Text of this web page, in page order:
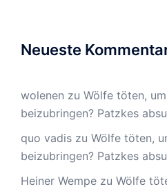
Neueste
wolenen zu Wölfe töten,
beizubringen? Patzkes
quo vadis zu Wölfe töten,
beizubringen? Patzkes
Heiner Wempe zu Wölfe